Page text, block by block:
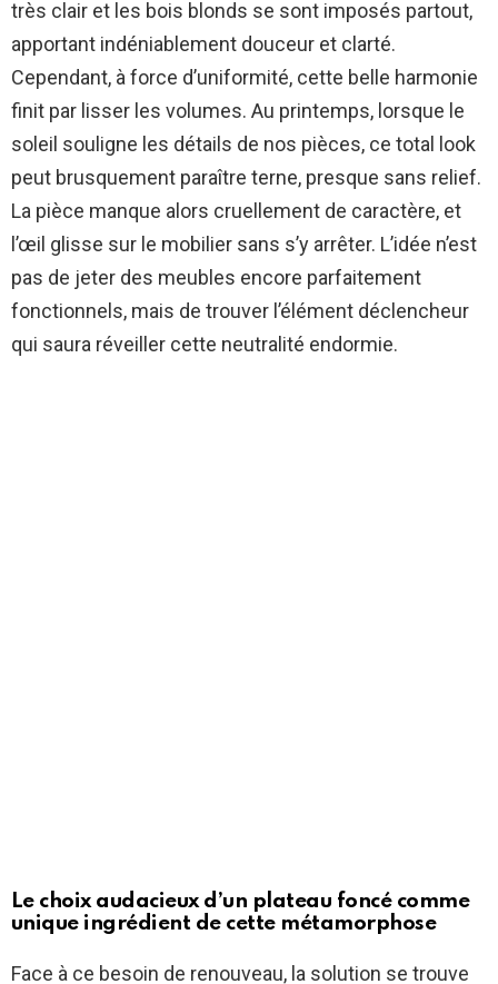
très clair et les bois blonds se sont imposés partout,
apportant indéniablement douceur et clarté.
Cependant, à force d’uniformité, cette belle harmonie
finit par lisser les volumes. Au printemps, lorsque le
soleil souligne les détails de nos pièces, ce total look
peut brusquement paraître terne, presque sans relief.
La pièce manque alors cruellement de caractère, et
l’œil glisse sur le mobilier sans s’y arrêter. L’idée n’est
pas de jeter des meubles encore parfaitement
fonctionnels, mais de trouver l’élément déclencheur
qui saura réveiller cette neutralité endormie.
Le choix audacieux d’un plateau foncé comme
unique ingrédient de cette métamorphose
Face à ce besoin de renouveau, la solution se trouve